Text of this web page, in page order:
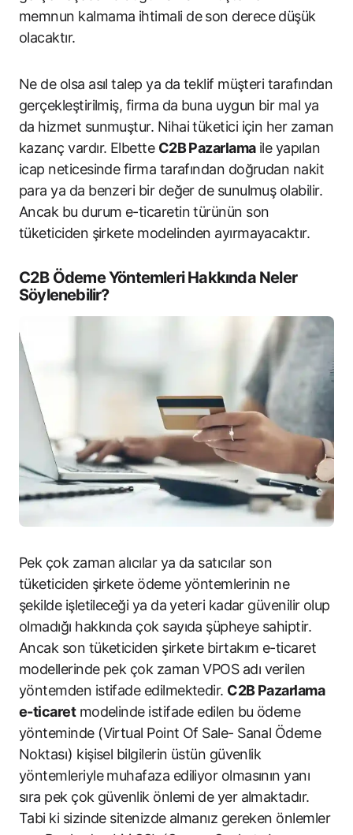
memnun kalmama ihtimali de son derece düşük
olacaktır.
Ne de olsa asıl talep ya da teklif müşteri tarafından
gerçekleştirilmiş, firma da buna uygun bir mal ya
da hizmet sunmuştur. Nihai tüketici için her zaman
kazanç vardır. Elbette C2B Pazarlamaile yapılan
icap neticesinde firma tarafından doğrudan nakit
para ya da benzeri bir değer de sunulmuş olabilir.
Ancak bu durum e-ticaretin türünün son
tüketiciden şirkete modelinden ayırmayacaktır.
C2B Ödeme Yöntemleri Hakkında Neler
Söylenebilir?
Pek çok zaman alıcılar ya da satıcılar son
tüketiciden şirkete ödeme yöntemlerinin ne
şekilde işletileceği ya da yeteri kadar güvenilir olup
olmadığı hakkında çok sayıda şüpheye sahiptir.
Ancak son tüketiciden şirkete birtakım e-ticaret
modellerinde pek çok zaman VPOS adı verilen
yöntemden istifade edilmektedir. C2B Pazarlama
e-ticaretmodelinde istifade edilen bu ödeme
yönteminde (Virtual Point Of Sale- Sanal Ödeme
Noktası) kişisel bilgilerin üstün güvenlik
yöntemleriyle muhafaza ediliyor olmasının yanı
sıra pek çok güvenlik önlemi de yer almaktadır.
Tabi ki sizinde sitenizde almanız gereken önlemler